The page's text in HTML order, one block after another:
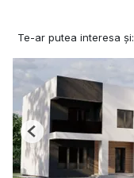
Te-ar putea interesa și:
Previous